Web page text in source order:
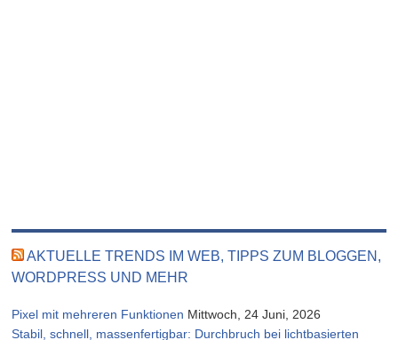
AKTUELLE TRENDS IM WEB, TIPPS ZUM BLOGGEN,
WORDPRESS UND MEHR
Pixel mit mehreren Funktionen Mittwoch, 24 Juni, 2026
Stabil, schnell, massenfertigbar: Durchbruch bei lichtbasierten